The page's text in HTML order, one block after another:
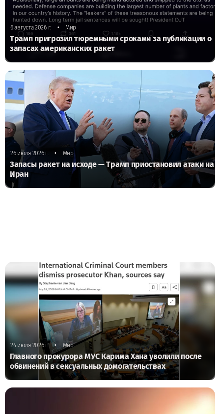
6 августа 2026 г. • Мир
Трамп пригрозил тюремными сроками за публикации о
запасах американских ракет
26 июля 2026 г. • Мир
Запасы ракет на исходе — Трамп приостановил атаки на
Иран
24 июля 2026 г. • Мир
Главного прокурора МУС Карима Хана уволили после
обвинений в сексуальных домогательствах